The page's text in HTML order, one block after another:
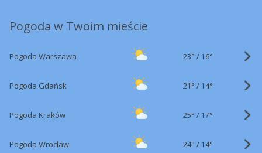
Pogoda w Twoim mieście
Pogoda Warszawa 23° / 16°
Pogoda Gdańsk 21° / 14°
Pogoda Kraków 25° / 17°
Pogoda Wrocław 24° / 14°